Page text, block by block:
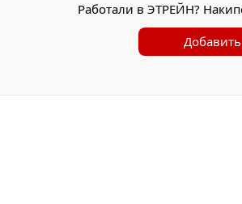
Работали в ЭТРЕЙН?